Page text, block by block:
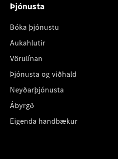
Þjónusta
Bóka þjónustu
Aukahlutir
Vörulínan
Þjónusta og viðhald
Neyðarþjónusta
Ábyrgð
Eigenda handbækur